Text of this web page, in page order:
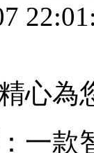
心為
一款